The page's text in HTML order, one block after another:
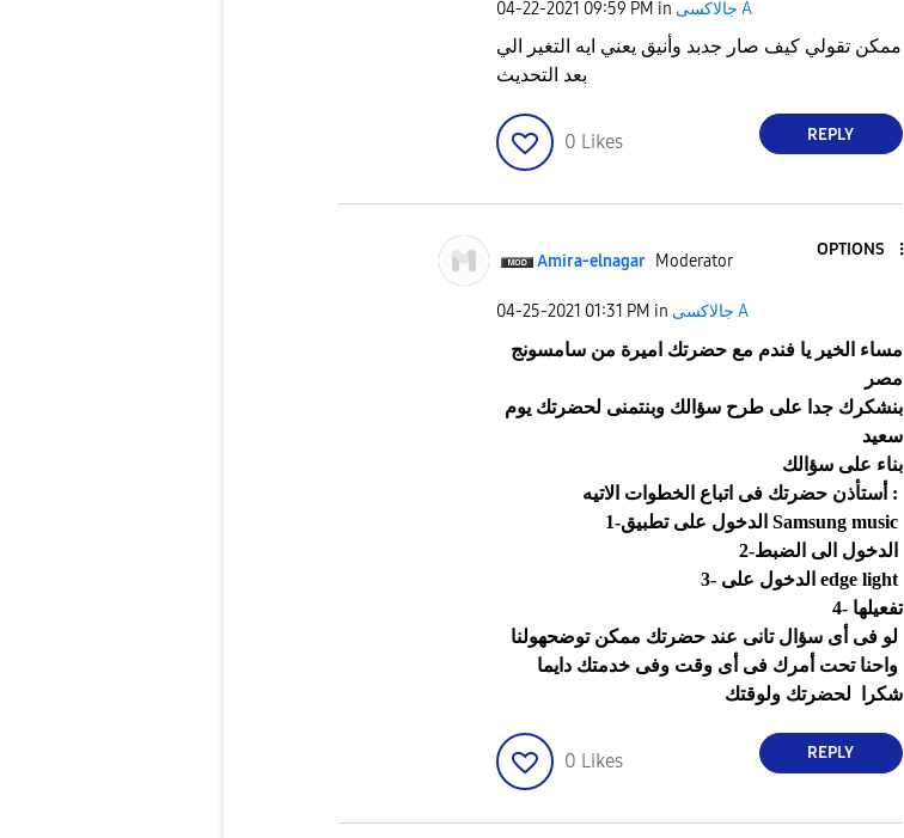
‎04-22-2021 09:59 PM in جالاكسى A
ممكن تقولي كيف صار جدبد وأنيق يعني ايه التغير الي
بعد التحديث
0 Likes REPLY
Amira-elnagar Moderator
OPTIONS
‎04-25-2021 01:31 PM in
جالاكسى A
مساء الخير يا فندم مع حضرتك اميرة من سامسونج
مصر
بنشكرك جدا على طرح سؤالك وبنتمنى لحضرتك يوم
سعيد
بناء على سؤالك
:
1-
Samsungmusic
2-
3-
edge light
4- تفعيلها
واحنا تحت أمرك فى أى وقت وفى خدمتك دايما
شكرا لحضرتك ولوقتك
0 Likes REPLY